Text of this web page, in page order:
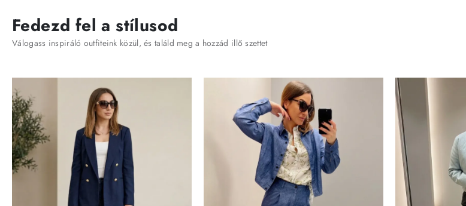
Fedezd fel a stílusod
Válogass inspiráló outfiteink közül, és találd meg a hozzád illő szettet